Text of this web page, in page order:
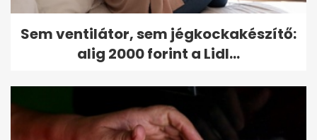
Sem ventilátor, sem jégkockakészítő:
alig 2000 forint a Lidl...